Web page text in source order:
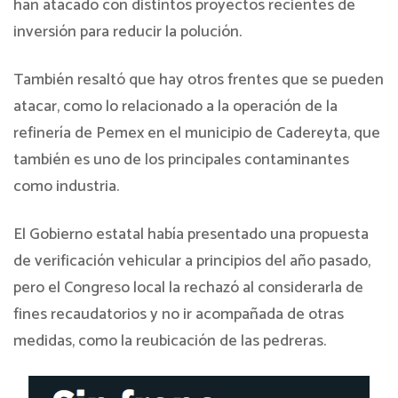
han atacado con distintos proyectos recientes de
inversión para reducir la polución.
También resaltó que hay otros frentes que se pueden
atacar, como lo relacionado a la operación de la
refinería de Pemex en el municipio de Cadereyta, que
también es uno de los principales contaminantes
como industria.
El Gobierno estatal había presentado una propuesta
de verificación vehicular a principios del año pasado,
pero el Congreso local la rechazó al considerarla de
fines recaudatorios y no ir acompañada de otras
medidas, como la reubicación de las pedreras.